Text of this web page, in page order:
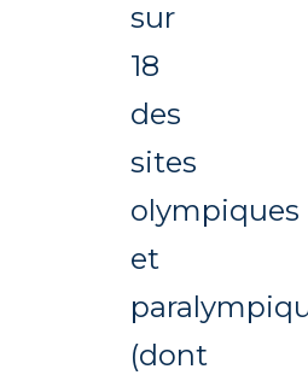
sur
18
des
sites
olympiques
et
(dont